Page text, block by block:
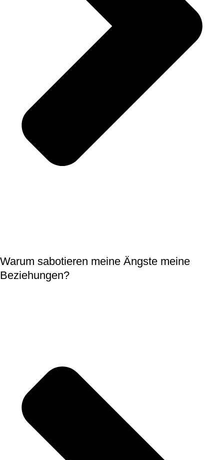
Warum sabotieren meine Ängste meine
Beziehungen?